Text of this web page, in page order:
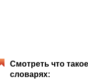
Смотреть что
словарях: